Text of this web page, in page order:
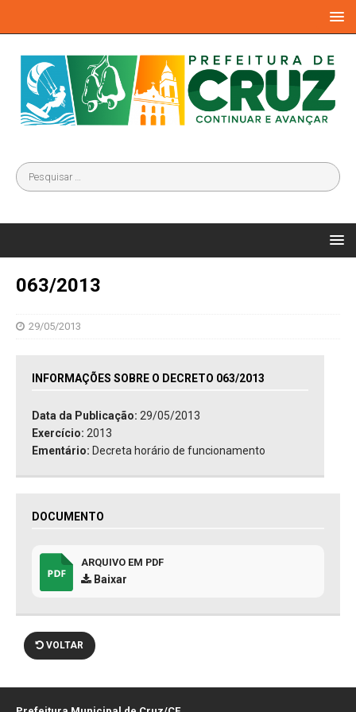
063/2013
29/05/2013
INFORMAÇÕES SOBRE O DECRETO 063/2013
Data da Publicação: 29/05/2013
Exercício: 2013
Ementário: Decreta horário de funcionamento
DOCUMENTO
ARQUIVO EM PDF
Baixar
VOLTAR